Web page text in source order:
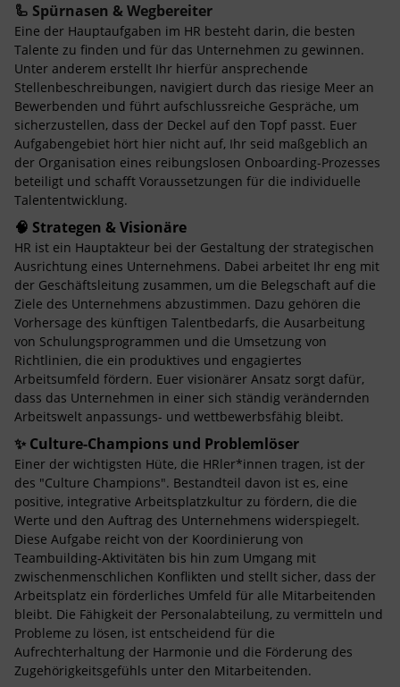
🦾 Spürnasen & Wegbereiter
Eine der Hauptaufgaben im HR besteht darin, die besten
Talente zu finden und für das Unternehmen zu gewinnen.
Unter anderem erstellt Ihr hierfür ansprechende
Stellenbeschreibungen, navigiert durch das riesige Meer an
Bewerbenden und führt aufschlussreiche Gespräche, um
sicherzustellen, dass der Deckel auf den Topf passt. Euer
Aufgabengebiet hört hier nicht auf, Ihr seid maßgeblich an
der Organisation eines reibungslosen Onboarding-Prozesses
beteiligt und schafft Voraussetzungen für die individuelle
Talententwicklung.
🧠 Strategen & Visionäre
HR ist ein Hauptakteur bei der Gestaltung der strategischen
Ausrichtung eines Unternehmens. Dabei arbeitet Ihr eng mit
der Geschäftsleitung zusammen, um die Belegschaft auf die
Ziele des Unternehmens abzustimmen. Dazu gehören die
Vorhersage des künftigen Talentbedarfs, die Ausarbeitung
von Schulungsprogrammen und die Umsetzung von
Richtlinien, die ein produktives und engagiertes
Arbeitsumfeld fördern. Euer visionärer Ansatz sorgt dafür,
dass das Unternehmen in einer sich ständig verändernden
Arbeitswelt anpassungs- und wettbewerbsfähig bleibt.
✨ Culture-Champions und Problemlöser
Einer der wichtigsten Hüte, die HRler*innen tragen, ist der
des "Culture Champions". Bestandteil davon ist es, eine
positive, integrative Arbeitsplatzkultur zu fördern, die die
Werte und den Auftrag des Unternehmens widerspiegelt.
Diese Aufgabe reicht von der Koordinierung von
Teambuilding-Aktivitäten bis hin zum Umgang mit
zwischenmenschlichen Konflikten und stellt sicher, dass der
Arbeitsplatz ein förderliches Umfeld für alle Mitarbeitenden
bleibt. Die Fähigkeit der Personalabteilung, zu vermitteln und
Probleme zu lösen, ist entscheidend für die
Aufrechterhaltung der Harmonie und die Förderung des
Zugehörigkeitsgefühls unter den Mitarbeitenden.